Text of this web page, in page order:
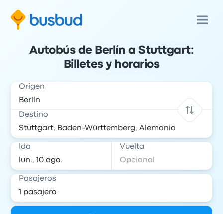
Autobús de Berlín a Stuttgart:
Billetes y horarios
Origen
Destino
Ida Vuelta
Pasajeros